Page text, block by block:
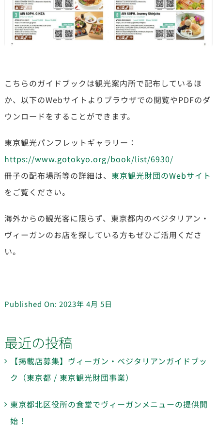
こちらのガイドブックは観光案内所で配布しているほ
か、以下のWebサイトよりブラウザでの閲覧やPDFのダ
ウンロードをすることができます。
東京観光パンフレットギャラリー：
https://www.gotokyo.org/book/list/6930/
冊子の配布場所等の詳細は、 東京観光財団のWebサイト
をご覧ください。
海外からの観光客に限らず、東京都内のベジタリアン・
ヴィーガンのお店を探している方もぜひご活用くださ
い。
Published On: 2023年 4月 5日
最近の投稿
【掲載店募集】ヴィーガン・ベジタリアンガイドブッ
ク（東京都 / 東京観光財団事業）
東京都北区役所の食堂でヴィーガンメニューの提供開
始！